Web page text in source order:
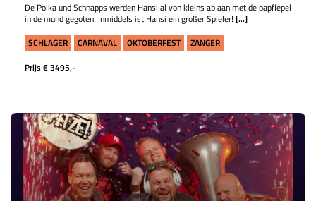
De Polka und Schnapps werden Hansi al von kleins ab aan met de papflepel
in de mund gegoten. Inmiddels ist Hansi ein großer Spieler! [...]
SCHLAGER
CARNAVAL OKTOBERFEST
ZANGER
Prijs € 3495,-